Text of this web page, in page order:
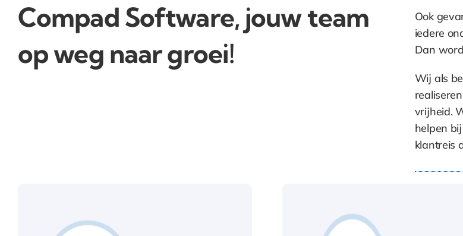
Compad Software, jouw team
op weg naar groei!
Ook
iedere
Dan
Wij als
vrijheid.
helpen
klantreis